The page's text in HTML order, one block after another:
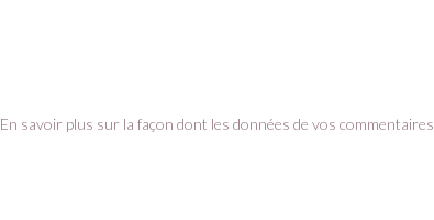
En savoir plus sur la façon dont les données de vos commentaires